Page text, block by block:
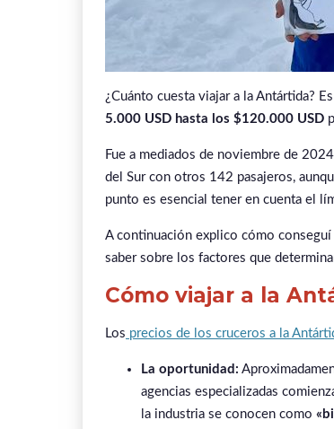
¿Cuánto cuesta viajar a la Antártida?
5.000 USD hasta los $120.000 USD
Fue a mediados de noviembre de
del Sur con otros 142 pasajeros,
punto es esencial tener en cuenta el
A continuación explico cómo
saber sobre los factores que
Cómo viajar a la
Los precios de los cruceros a la
La oportunidad:
agencias especializadas
la industria se conocen como